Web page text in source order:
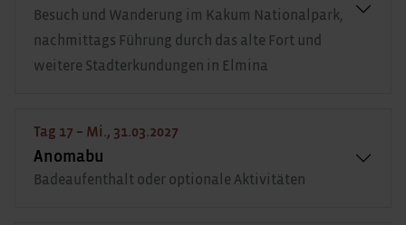
Besuch und Wanderung im Kakum Nationalpark,
nachmittags Führung durch das alte Fort und
weitere Stadterkundungen in Elmina
Tag 17 – Mi., 31.03.2027
Anomabu
Badeaufenthalt oder optionale Aktivitäten